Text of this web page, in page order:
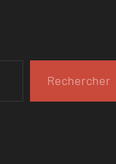
Rechercher